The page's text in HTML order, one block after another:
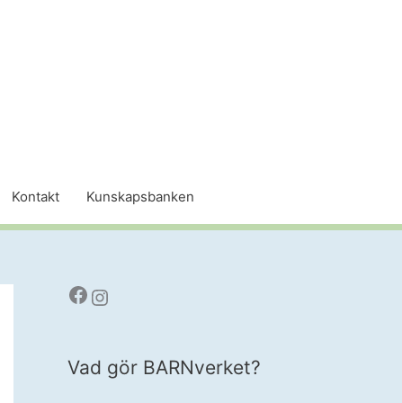
Kontakt Kunskapsbanken
Facebook Instagram
Vad gör BARNverket?